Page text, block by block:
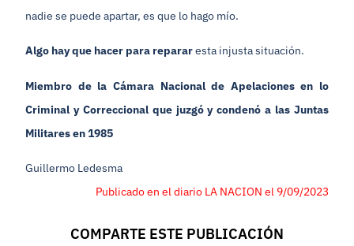
nadie se puede apartar, es que lo hago mío.
Algo hay que hacer para repararesta injusta situación.
Miembro de la Cámara Nacional de Apelaciones en lo
Criminal y Correccional que juzgó y condenó a las Juntas
Militares en 1985
Guillermo Ledesma
Publicado en el diario LA NACION el 9/09/2023
COMPARTE ESTE PUBLICACIÓN